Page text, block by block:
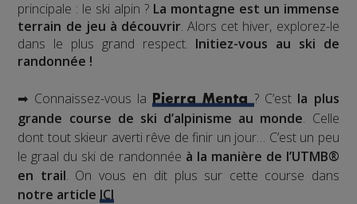
principale : le ski alpin ? La montagne est un immense
terrain de jeu à découvrir. Alors cet hiver, explorez-le
dans le plus grand respect. Initiez-vous au ski de
randonnée !
➡ Connaissez-vous la Pierra Menta ? C’est la plus
grande course de ski d’alpinisme au monde. Celle
dont tout skieur averti rêve de finir un jour… C’est un peu
le graal du ski de randonnée à la manière de l’UTMB®
en trail. On vous en dit plus sur cette course dans
notre article ICI